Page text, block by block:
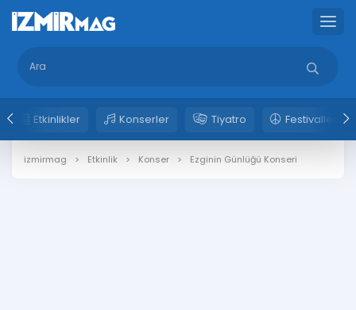
Etkinlikler Konserler Tiyatro Festivaller
izmirmag Etkinlik Konser Ezginin Günlüğü Konseri